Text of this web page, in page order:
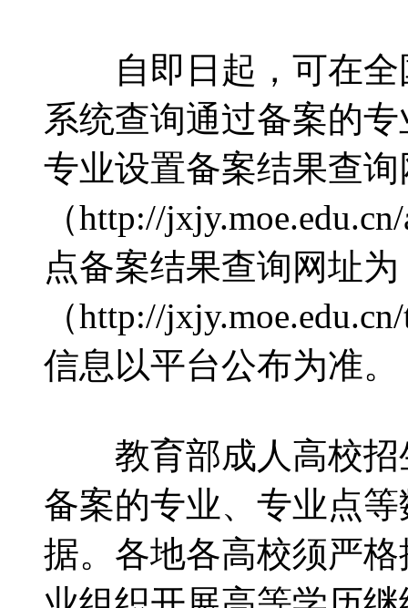
自即日起，可在全
系统查询通过备案的
专业设置备案结果查
（http://
点备案结果查询网址为
（http://
信息以平台公布为准。
教育部成人高校招
备案的专业、专业点
据。各地各高校须严